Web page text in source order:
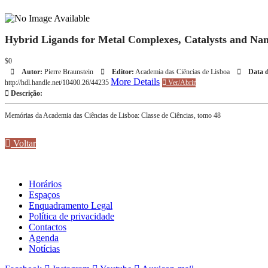
Hybrid Ligands for Metal Complexes, Catalysts and
$0
Autor: Pierre Braunstein Editor: Academia das Ciências de Lisboa
Data
http://hdl.handle.net/10400.26/44235 More Details
Ver/Abrir
Descrição:
Memórias da Academia das Ciências de Lisboa: Classe de Ciências, tomo 48
Voltar
Horários
Espaços
Enquadramento Legal
Política de privacidade
Contactos
Agenda
Notícias